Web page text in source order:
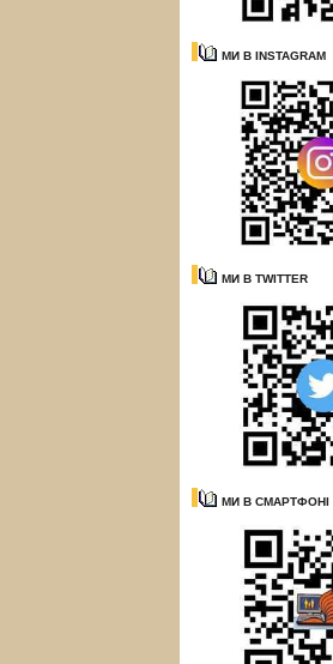
МИ В INSTAGRAM
МИ В TWITTER
МИ В СМАРТФОНІ